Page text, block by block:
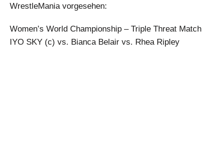
WrestleMania vorgesehen:
Women’s World Championship – Triple Threat Match
IYO SKY (c) vs. Bianca Belair vs. Rhea Ripley